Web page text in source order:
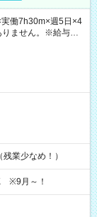
働7h30m×週5日×4
ません。※給与即
業少なめ！）
※9月～！